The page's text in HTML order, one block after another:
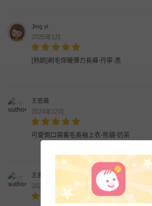
Jing yi
2025年1月
[熱銷]刷毛保暖彈力長褲-丹寧-黑
王思蘋
2024年12月
可愛側口袋裏毛長袖上衣-熊貓-奶茶
王思蘋
2024年12月